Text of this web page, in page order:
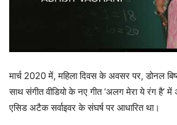
मार्च 2020 में, महिला दिवस के अवसर पर, डोनल
साथ संगीत वीडियो के नए गीत ‘अलग मेरा ये रंग है’
एसिड अटैक सर्वाइवर के संघर्ष पर आधारित था।